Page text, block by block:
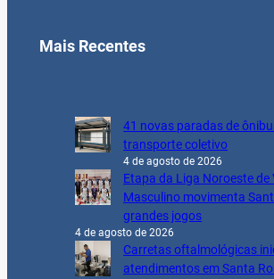
Mais Recentes
41 novas paradas de
transporte coletivo
4 de agosto de 2026
Etapa da Liga Noroeste de
Masculino movimenta
grandes jogos
4 de agosto de 2026
Carretas oftalmológicas
atendimentos em Santa